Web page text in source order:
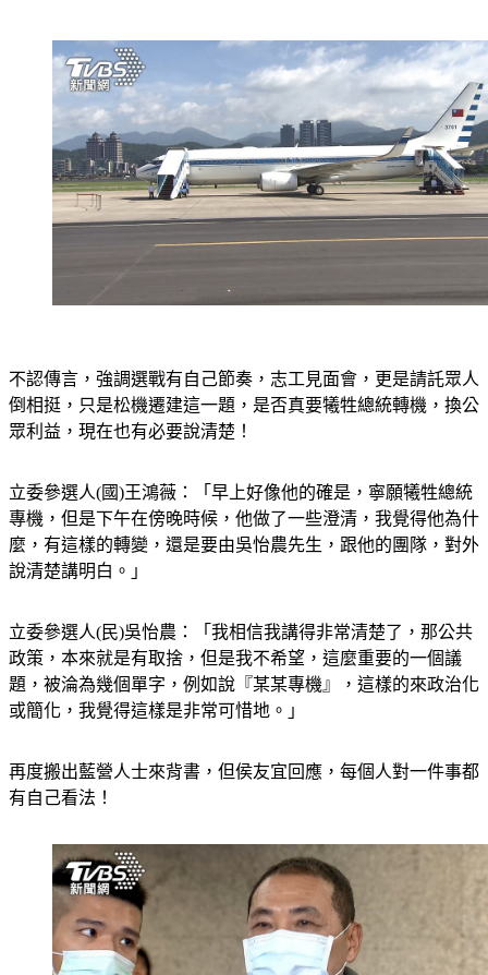
不認傳言，強調選戰有自己節奏，志工見面會，更是請託眾人
倒相挺，只是松機遷建這一題，是否真要犧牲總統轉機，換公
立委參選人(國)王鴻薇：「早上好像他的確是，寧願犧牲總統
專機，但是下午在傍晚時候，他做了一些澄清，我覺得他為什
麼，有這樣的轉變，還是要由吳怡農先生，跟他的團隊，對外
立委參選人(民)吳怡農：「我相信我講得非常清楚了，那公共
政策，本來就是有取捨，但是我不希望，這麼重要的一個議
題，被淪為幾個單字，例如說『某某專機』，這樣的來政治化
再度搬出藍營人士來背書，但侯友宜回應，每個人對一件事都